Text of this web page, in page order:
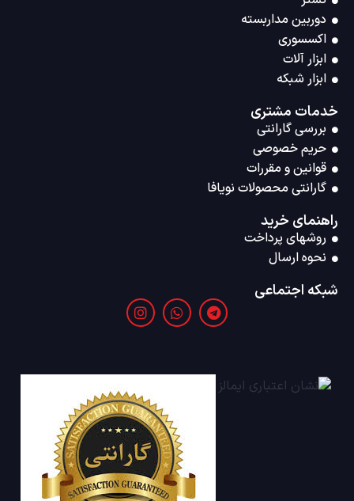
دوربین مداربسته
اکسسوری
ابزار آلات
ابزار شبکه
خدمات مشتری
بررسی گارانتی
حریم خصوصی
قوانین و مقررات
گارانتی محصولات نویافا
راهنمای خرید
روشهای پرداخت
نحوه ارسال
شبکه اجتماعی